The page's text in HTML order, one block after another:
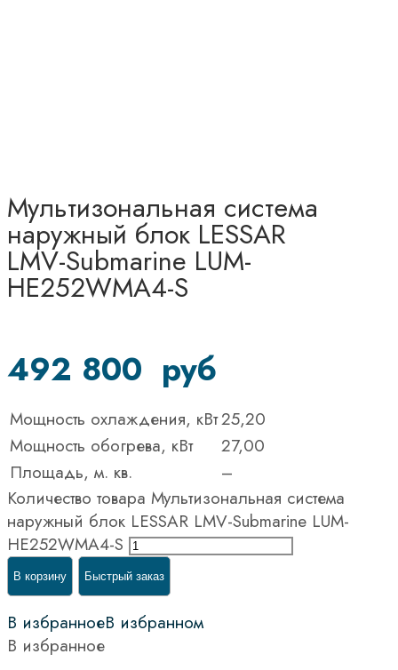
Мультизональная система
наружный блок LESSAR
LMV-Submarine LUM-
HE252WMA4-S
492 800 руб
Мощность охлаждения, кВт25,20
Мощность обогрева, кВт
27,00
Площадь, м. кв.
–
Количество товара Мультизональная система
наружный блок LESSAR LMV-Submarine LUM-
HE252WMA4-S
В корзину Быстрый заказ
В избранноеВ избранном
В избранное